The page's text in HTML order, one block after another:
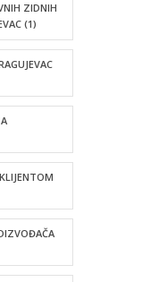
ZIDNIH
(1)